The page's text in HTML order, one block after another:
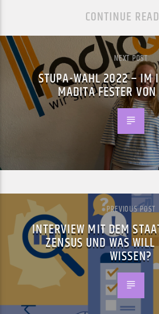
CONTINUE
NEXT POST
STUPA-WAHL 2022 – IM
MADITA FESTER VON
PREVIOUS POST
INTERVIEW MIT DEM
ZENSUS UND WAS
WISSEN?